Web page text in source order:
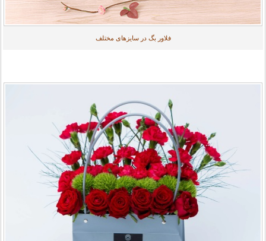
فلاور بگ در سایزهای مختلف